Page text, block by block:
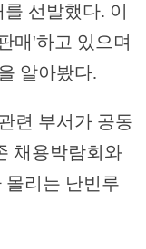
선발했다. 이
매'하고 있으며
알아봤다.
련 부서가 공동
채용박람회와
몰리는 난빈루